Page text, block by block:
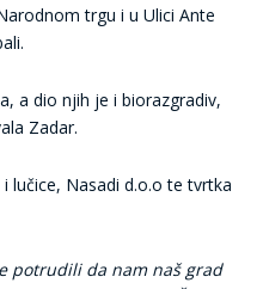
trgu i u Ulici Ante
a dio njih je i biorazgradiv,
Zadar.
lučice, Nasadi d.o.o te tvrtka
potrudili da nam naš grad